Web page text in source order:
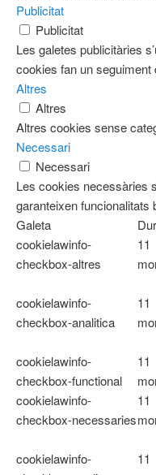
Publicitat
Publicitat
Les galetes publicitàries
cookies fan un
Altres
Altres
Altres cookies sense
Necessari
Necessari
Les cookies necessàries
garanteixen funcionalitats
Galeta
cookielawinfo-
checkbox-altres
11
cookielawinfo-
checkbox-analitica
11
cookielawinfo-
checkbox-functional
11
cookielawinfo-
checkbox-necessaries
11
cookielawinfo-
11